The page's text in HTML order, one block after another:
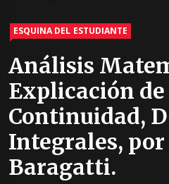
ESQUINA DEL ESTUDIANTE
Análisis
Explicación
Continuidad,
Integrales,
Baragatti.